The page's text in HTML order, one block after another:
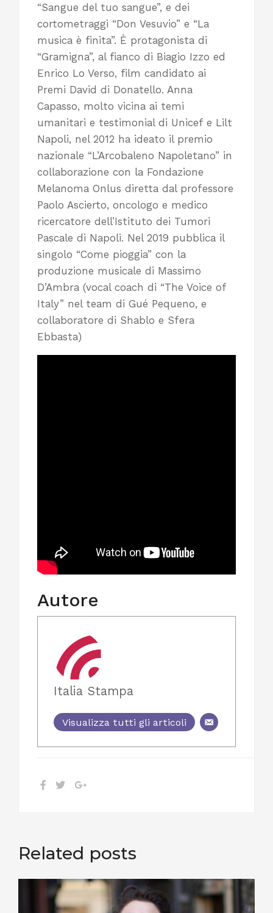
“Sangue del tuo sangue”, e dei
cortometraggi “Don Vesuvio” e “La
musica è finita”. È protagonista di
“Gramigna”, al fianco di Biagio Izzo ed
Enrico Lo Verso, film candidato ai
Premi David di Donatello. Anna
Capasso, molto vicina ai temi
umanitari e testimonial di Unicef e Lilt
Napoli, nel 2012 ha ideato il premio
nazionale “L’Arcobaleno Napoletano” in
collaborazione con la Fondazione
Melanoma Onlus diretta dal professore
Paolo Ascierto, oncologo e medico
ricercatore dell’Istituto dei Tumori
Pascale di Napoli. Nel 2019 pubblica il
singolo “Come pioggia” con la
produzione musicale di Massimo
D’Ambra (vocal coach di “The Voice of
Italy” nel team di Gué Pequeno, e
collaboratore di Shablo e Sfera
Ebbasta)
Autore
Italia Stampa
Visualizza tutti gli articoli
Related posts